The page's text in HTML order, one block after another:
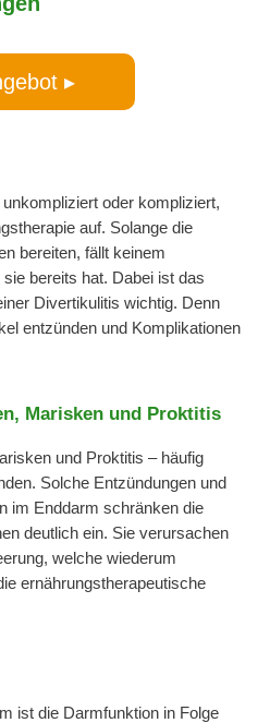
▸
oder kompliziert,
auf. Solange die
bereiten, fällt keinem
bereits hat. Dabei ist das
Divertikulitis wichtig. Denn
entzünden und Komplikationen
Marisken und Proktitis
und Proktitis – häufig
Solche Entzündungen und
im Enddarm schränken die
deutlich ein. Sie verursachen
welche wiederum
ernährungstherapeutische
ist die Darmfunktion in Folge